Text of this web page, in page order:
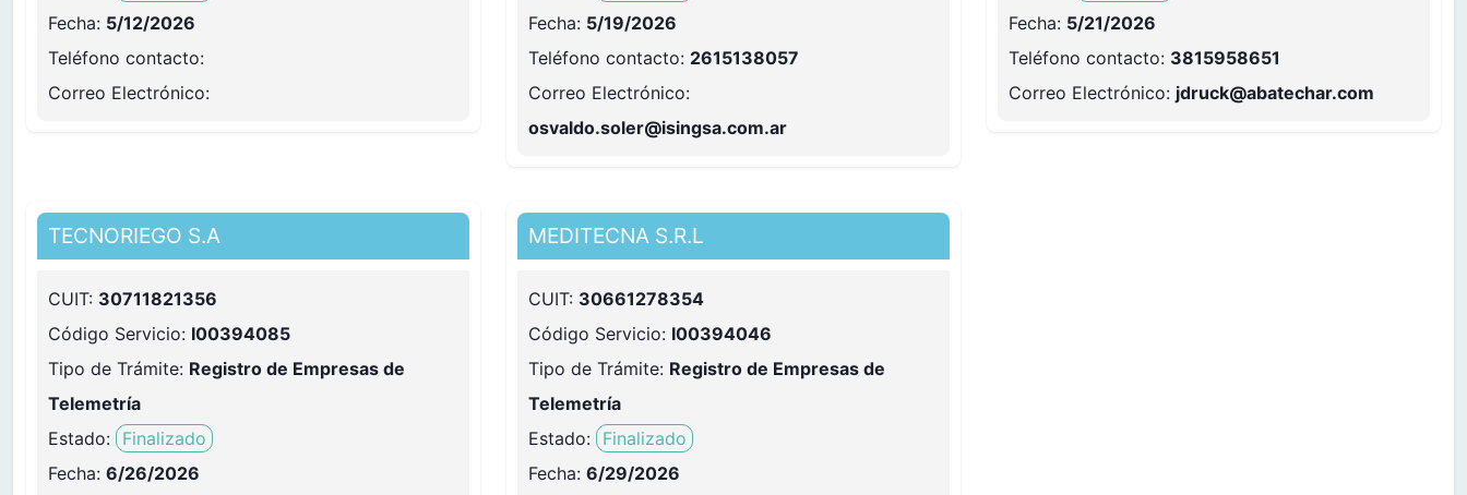
Fecha: 5/12/2026
Teléfono contacto:
Correo Electrónico:
Fecha: 5/19/2026
Teléfono contacto: 2615138057
Correo Electrónico:
osvaldo.soler@isingsa.com.ar
Fecha: 5/21/2026
Teléfono contacto: 3815958651
Correo Electrónico: jdruck@abatechar.com
TECNORIEGO S.A
CUIT: 30711821356
Código Servicio: I00394085
Tipo de Trámite: Registro de Empresas de
Telemetría
Estado: Finalizado
Fecha: 6/26/2026
MEDITECNA S.R.L
CUIT: 30661278354
Código Servicio: I00394046
Tipo de Trámite: Registro de Empresas de
Telemetría
Estado: Finalizado
Fecha: 6/29/2026